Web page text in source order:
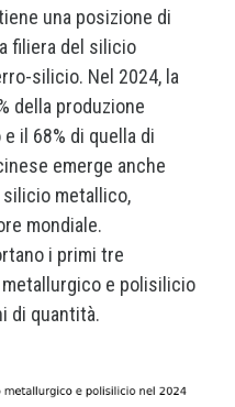
una posizione di
filiera del silicio
silicio. Nel 2024, la
della produzione
il 68% di quella di
emerge anche
metallico,
mondiale.
i primi tre
e polisilicio
di quantità.